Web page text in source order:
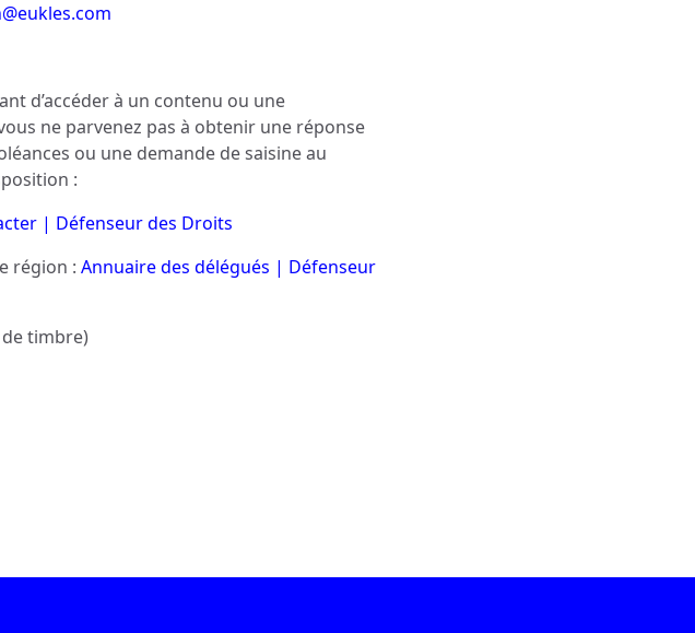
d’accéder à un contenu ou une
ne parvenez pas à obtenir une réponse
ou une demande de saisine au
:
| Défenseur des Droits
région : Annuaire des délégués | Défenseur
timbre)